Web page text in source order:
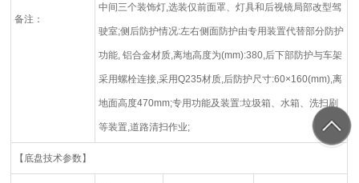
备注：
中间三个装饰灯,选装仅前面罩、灯具和后视镜局部改型驾
驶室;侧后防护情况:左右侧面防护由专用装置代替部分防护
功能, 铝合金材质,离地高度为(mm):380,后下部防护与车架
采用螺栓连接,采用Q235材质,后防护尺寸:60×160(mm),离
地面高度470mm;专用功能及装置:垃圾箱、水箱、洗扫刷
等装置,道路清扫作业;
【底盘技术参数】